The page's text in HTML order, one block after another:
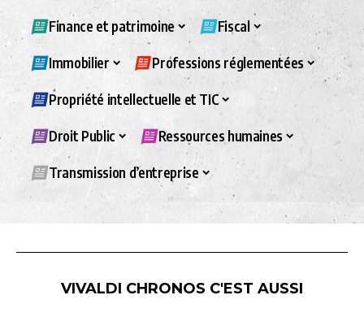
Finance et patrimoine Fiscal
Immobilier Professions réglementées
Propriété intellectuelle et TIC
Droit Public Ressources humaines
Transmission d’entreprise
VIVALDI CHRONOS C'EST AUSSI